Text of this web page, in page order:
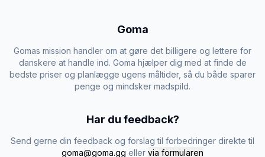
Goma
Gomas mission handler om at gøre det billigere og lettere for
danskere at handle ind. Goma hjælper dig med at finde de
bedste priser og planlægge ugens måltider, så du både sparer
penge og mindsker madspild.
Har du feedback?
Send gerne din feedback og forslag til forbedringer direkte til
goma@goma.gg eller via formularen